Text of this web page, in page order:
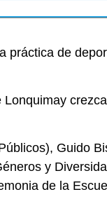
práctica de
Guido
y
de la